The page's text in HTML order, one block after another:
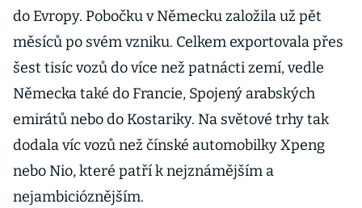
do Evropy. Pobočku v Německu založila už pět
měsíců po svém vzniku. Celkem exportovala přes
šest tisíc vozů do více než patnácti zemí, vedle
Německa také do Francie, Spojený arabských
emirátů nebo do Kostariky. Na světové trhy tak
dodala víc vozů než čínské automobilky Xpeng
nebo Nio, které patří k nejznámějším a
nejambicióznějším.